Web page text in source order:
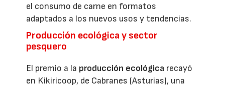
el consumo de carne en formatos
adaptados a los nuevos usos y tendencias.
Producción ecológica y sector
pesquero
El premio a la producción ecológica recayó
en Kikiricoop, de Cabranes (Asturias), una